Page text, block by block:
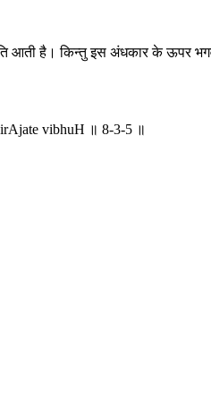
आती है। किन्तु इस अंधकार के ऊपर
vibhuH ॥ 8-3-5 ॥